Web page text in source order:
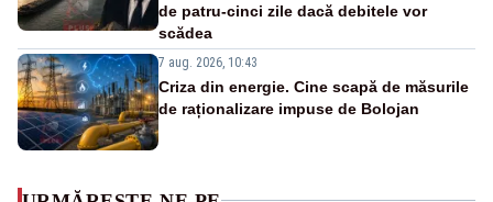
de patru-cinci zile dacă debitele vor
scădea
7 aug. 2026, 10:43
Criza din energie. Cine scapă de măsurile
de raționalizare impuse de Bolojan